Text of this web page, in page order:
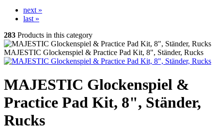
next »
last »
283 Products in this category
MAJESTIC Glockenspiel & Practice Pad Kit, 8", Ständer, Rucks
MAJESTIC Glockenspiel &
Practice Pad Kit, 8", Ständer,
Rucks